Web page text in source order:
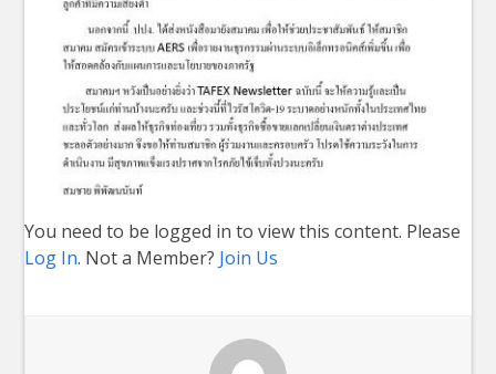
You need to be logged in to view this content. Please
Log In. Not a Member? Join Us